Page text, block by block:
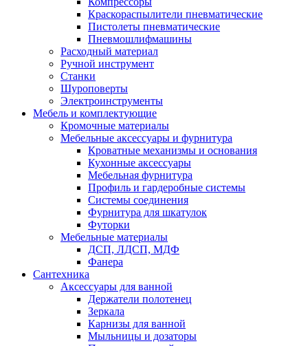
Краскораспылители пневматические
Пистолеты пневматические
Пневмошлифмашины
Расходный материал
Ручной инструмент
Станки
Шуроповерты
Электроинструменты
Мебель и комплектующие
Кромочные материалы
Мебельные аксессуары и фурнитура
Кроватные механизмы и основания
Кухонные аксессуары
Мебельная фурнитура
Профиль и гардеробные системы
Системы соединения
Фурнитура для шкатулок
Футорки
Мебельные материалы
ДСП, ЛДСП, МДФ
Фанера
Сантехника
Аксессуары для ванной
Держатели полотенец
Зеркала
Карнизы для ванной
Мыльницы и дозаторы